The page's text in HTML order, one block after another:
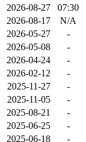
2026-08-27
07:30
2026-08-17
N/A
2026-05-27
-
2026-05-08
-
2026-04-24
-
2026-02-12
-
2025-11-27
-
2025-11-05
-
2025-08-21
-
2025-06-25
-
2025-06-18
-